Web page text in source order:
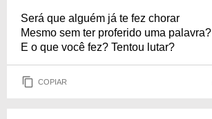
Será que alguém já te fez chorar
Mesmo sem ter proferido uma palavra?
E o que você fez? Tentou lutar?
COPIAR